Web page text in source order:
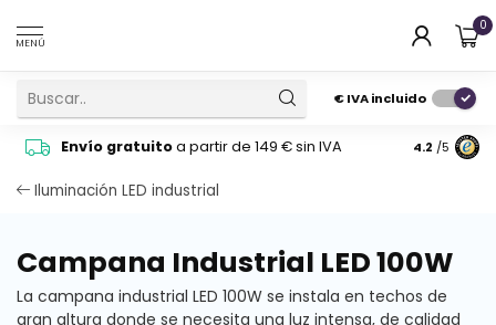
MENÚ
0
€IVA incluido
Envío gratuitoa partir de 149 € sin IVA Pide
4.2 /5
Iluminación LED industrial
Campana Industrial LED 100W
La campana industrial LED 100W se instala en techos de
gran altura donde se necesita una luz intensa, de calidad